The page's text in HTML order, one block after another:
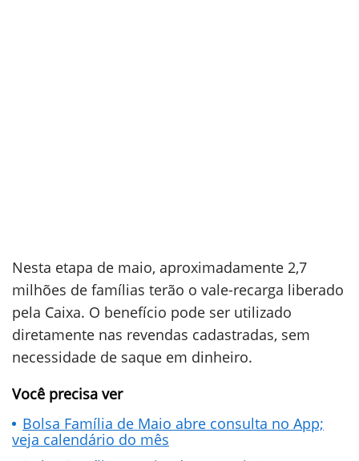
Nesta etapa de maio, aproximadamente 2,7
milhões de famílias terão o vale-recarga liberado
pela Caixa. O benefício pode ser utilizado
diretamente nas revendas cadastradas, sem
necessidade de saque em dinheiro.
Você precisa ver
Bolsa Família de Maio abre consulta no App;
veja calendário do mês